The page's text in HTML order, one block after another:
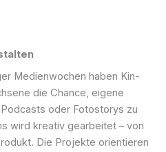
Medien­­wochen haben Kin­
die Chan­ce, eige­ne
oder Foto­storys zu
wird krea­tiv gear­bei­tet – von
Die Pro­jek­te orien­tieren